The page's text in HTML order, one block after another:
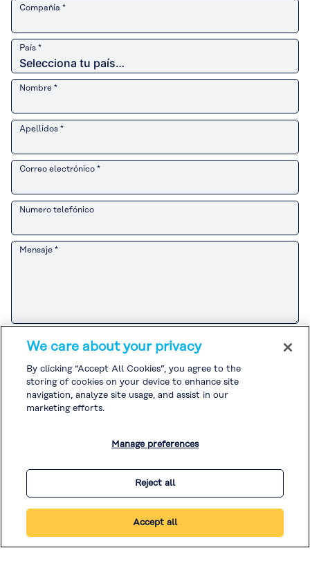
Compañía *
País *
Nombre *
Apellidos *
Correo electrónico *
Numero telefónico
Mensaje *
Consulte el Aviso de privacidad del cliente
información personal por parte del Grupo Kuraray relacionado con
Si acepta elAviso de privacidad del cliente , marque la casilla y envíe su
consulta.
Consulte laPolítica de privacidady laPolítica de cookies
el manejo de otra información personal.
We care about your privacy
By clicking “Accept All Cookies”, you agree to the
storing of cookies on your device to enhance site
navigation, analyze site usage, and assist in our
marketing efforts.
Manage preferences
Reject all
Accept all